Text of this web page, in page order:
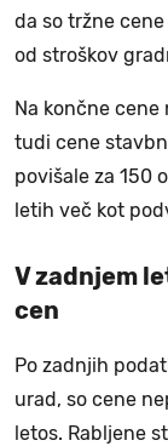
da so tržne
od stroškov
Na končne
tudi cene
povišale za 150
letih več kot
V zadnjem
cen
Po zadnjih
urad, so cene
letos. Rabljene